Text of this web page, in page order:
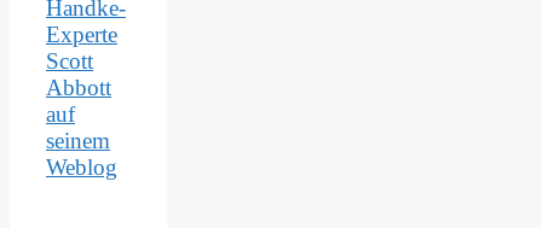
Handke-
Experte
Scott
Abbott
auf
seinem
Weblog